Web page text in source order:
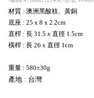
材質 : 澳洲黑酸枝、黃銅
底座 : 25 x 8 x 2.2cm
直桿 : 長 31.5 x 直徑 1.5cm
橫桿 : 長 26 x 直徑 1cm
重量 : 580±30g
產地 : 台灣